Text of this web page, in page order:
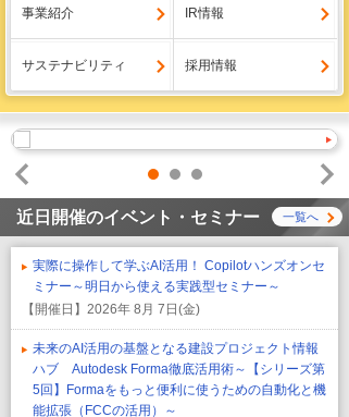
事業紹介 IR情報
サステナビリティ 採用情報
1 2
3
Prev
Next
近日開催のイベント・セミナー 一覧へ
実際に操作して学ぶAI活用！ Copilotハンズオンセ
ミナー～明日から使える実践型セミナー～
【開催日】 2026年 8月 7日(金)
未来のAI活用の基盤となる建設プロジェクト情報
ハブ Autodesk Forma徹底活用術～【シリーズ第
5回】Formaをもっと便利に使うための自動化と機
能拡張（FCCの活用）～